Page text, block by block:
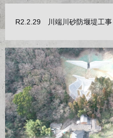
R2.2.29 川端川砂防堰堤工事